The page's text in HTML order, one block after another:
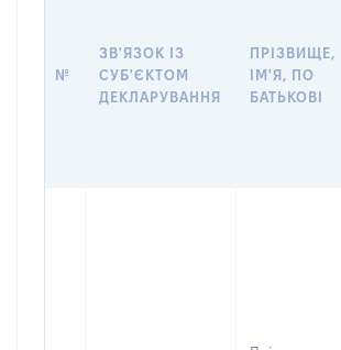
№
ЗВ'ЯЗОК ІЗ
СУБ'ЄКТОМ
ДЕКЛАРУВАННЯ
ПРІЗВИЩЕ,
ІМ'Я, ПО
БАТЬКОВІ